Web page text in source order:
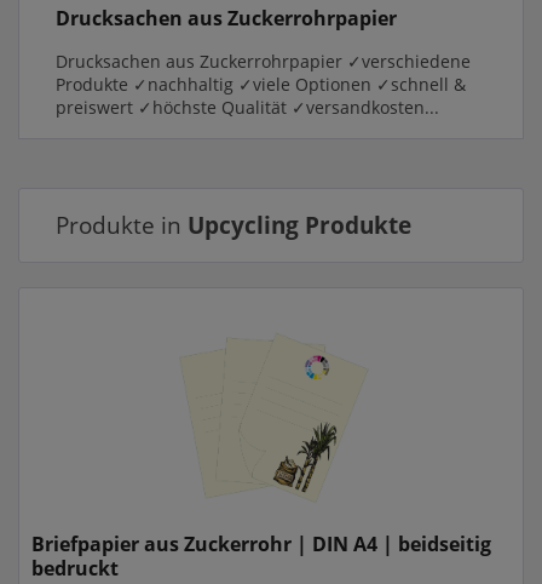
Drucksachen aus Zuckerrohrpapier
Drucksachen aus Zuckerrohrpapier ✓verschiedene
Produkte ✓nachhaltig ✓viele Optionen ✓schnell &
preiswert ✓höchste Qualität ✓versandkosten...
Produkte in Upcycling Produkte
Briefpapier aus Zuckerrohr | DIN A4 | beidseitig
bedruckt